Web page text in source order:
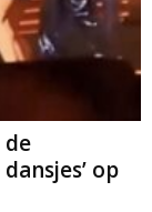
de
op